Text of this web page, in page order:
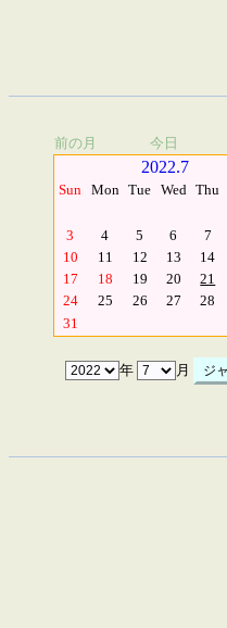
前の月 今日
2022.7
Sun Mon Tue Wed Thu
3
4 5 6 7
10
11 12 13 14
17
18 19 20 21
24
25 26 27 28
31
年 月